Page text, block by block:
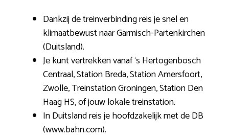
Dankzij de treinverbinding reis je snel en
klimaatbewust naar Garmisch-Partenkirchen
(Duitsland).
Je kunt vertrekken vanaf ‘s Hertogenbosch
Centraal, Station Breda, Station Amersfoort,
Zwolle, Treinstation Groningen, Station Den
Haag HS, of jouw lokale treinstation.
In Duitsland reis je hoofdzakelijk met de DB
(www.bahn.com).